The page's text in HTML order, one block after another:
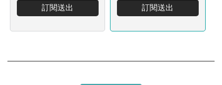
訂閱送出 訂閱送出